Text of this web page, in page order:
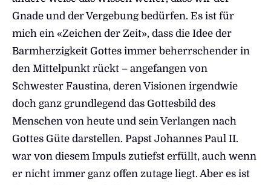
Gnade und der Vergebung bedürfen. Es ist für
mich ein «Zeichen der Zeit», dass die Idee der
Barmherzigkeit Gottes immer beherrschender in
den Mittelpunkt rückt – angefangen von
Schwester Faustina, deren Visionen irgendwie
doch ganz grundlegend das Gottesbild des
Menschen von heute und sein Verlangen nach
Gottes Güte darstellen. Papst Johannes Paul II.
war von diesem Impuls zutiefst erfüllt, auch wenn
er nicht immer ganz offen zutage liegt. Aber es ist